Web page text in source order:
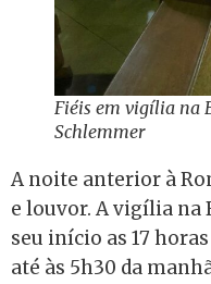
Fiéis em vigília na
Schlemmer
A noite anterior à
e louvor. A vigília na
seu início as 17
até às 5h30 da